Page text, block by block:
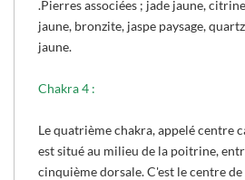
.Pierres associées ; jade jaune,
jaune, bronzite, jaspe paysage,
jaune.
Chakra 4 :
Le quatrième chakra, appelé centre
est situé au milieu de la poitrine,
cinquième dorsale. C'est le centre